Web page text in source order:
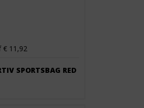
€ 11,92
SPORTSBAG RED